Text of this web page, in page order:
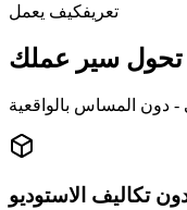
تعريفكيف يعمل
تحول سير عملك
تكاليف الاستوديو